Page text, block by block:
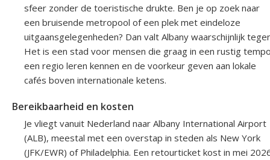
sfeer zonder de toeristische drukte. Ben je op zoek naar
een bruisende metropool of een plek met eindeloze
uitgaansgelegenheden? Dan valt Albany waarschijnlijk
Het is een stad voor mensen die graag in een rustig
een regio leren kennen en de voorkeur geven aan lokale
cafés boven internationale ketens.
Bereikbaarheid en kosten
Je vliegt vanuit Nederland naar Albany International Airport
(ALB), meestal met een overstap in steden als New York
(JFK/EWR) of Philadelphia. Een retourticket kost in mei